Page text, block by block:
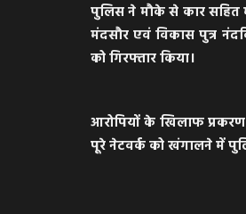
पुलिस ने मौके से कार सहित
मंदसौर एवं विकास पुत्र
को गिरफ्तार किया।
आरोपियों के खिलाफ
पूरे नेटवर्क को खंगालने में